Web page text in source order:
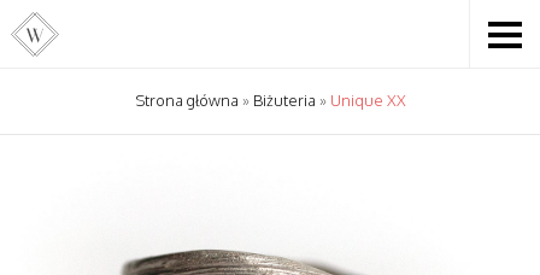
Strona główna » Biżuteria » Unique XX